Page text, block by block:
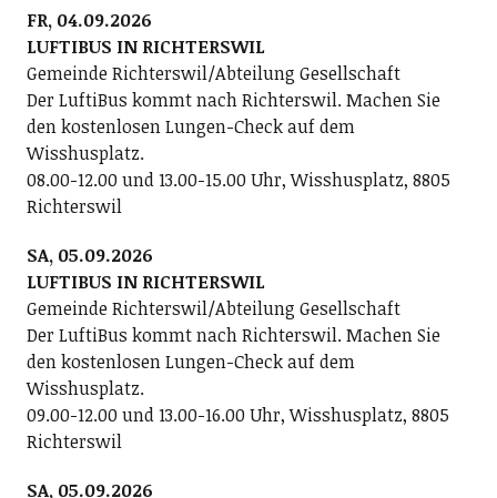
FR, 04.09.2026
LUFTIBUS IN RICHTERSWIL
Gemeinde Richterswil/Abteilung Gesellschaft
Der LuftiBus kommt nach Richterswil. Machen Sie
den kostenlosen Lungen-Check auf dem
Wisshusplatz.
08.00-12.00 und 13.00-15.00 Uhr, Wisshusplatz, 8805
Richterswil
SA, 05.09.2026
LUFTIBUS IN RICHTERSWIL
Gemeinde Richterswil/Abteilung Gesellschaft
Der LuftiBus kommt nach Richterswil. Machen Sie
den kostenlosen Lungen-Check auf dem
Wisshusplatz.
09.00-12.00 und 13.00-16.00 Uhr, Wisshusplatz, 8805
Richterswil
SA, 05.09.2026